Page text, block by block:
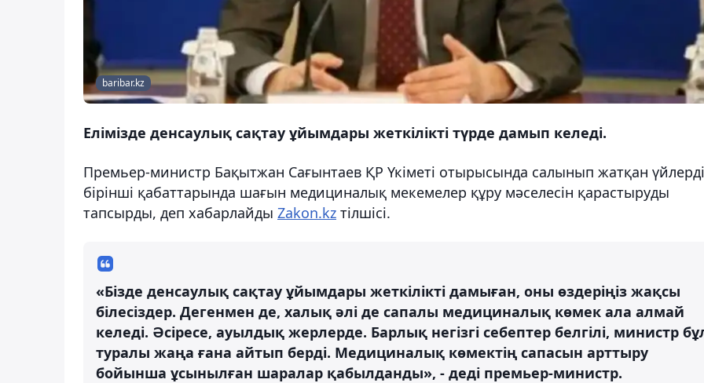
baribar.kz
Елімізде денсаулық сақтау ұйымдары жеткілікті түрде дамып келеді.
Премьер-министр Бақытжан Сағынтаев ҚР Үкіметі отырысында салынып жатқан
бірінші қабаттарында шағын медициналық мекемелер құру мәселесін қарастыруды
тапсырды, деп хабарлайды Zakon.kz тілшісі.
«Бізде денсаулық сақтау ұйымдары жеткілікті дамыған, оны өздеріңіз жақсы
білесіздер. Дегенмен де, халық әлі де сапалы медициналық көмек ала алмай
келеді. Әсіресе, ауылдық жерлерде. Барлық негізгі себептер белгілі, министр
туралы жаңа ғана айтып берді. Медициналық көмектің сапасын арттыру
бойынша ұсынылған шаралар қабылданды», - деді премьер-министр.